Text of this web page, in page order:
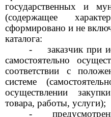
государственных и
(содержащее
сформировано и не
каталога:
-
заказчик при
самостоятельно
соответствии с
системе
осуществлении
товара, работы, услуги);
-